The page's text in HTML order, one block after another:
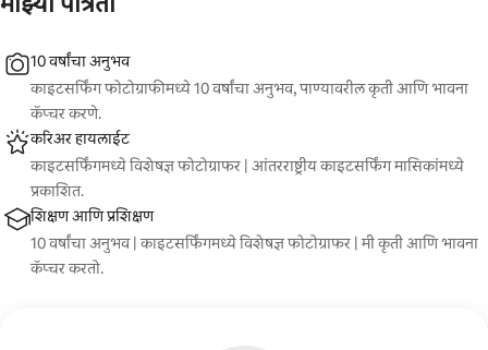
10 वर्षांचा अनुभव
काइटसर्फिंग फोटोग्राफीमध्ये 10 वर्षांचा अनुभव, पाण्यावरील कृती आणि भावना
कॅप्चर करणे.
करिअर हायलाईट
काइटसर्फिंगमध्ये विशेषज्ञ फोटोग्राफर | आंतरराष्ट्रीय काइटसर्फिंग मासिकांमध्ये
प्रकाशित.
शिक्षण आणि प्रशिक्षण
10 वर्षांचा अनुभव | काइटसर्फिंगमध्ये विशेषज्ञ फोटोग्राफर | मी कृती आणि भावना
कॅप्चर करतो.